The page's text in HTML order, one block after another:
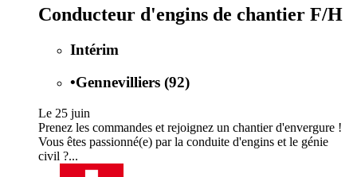
Conducteur d'engins de chantier F/H
Intérim
•Gennevilliers (92)
Le 25 juin
Prenez les commandes et rejoignez un chantier d'envergure !
Vous êtes passionné(e) par la conduite d'engins et le génie
civil ?...